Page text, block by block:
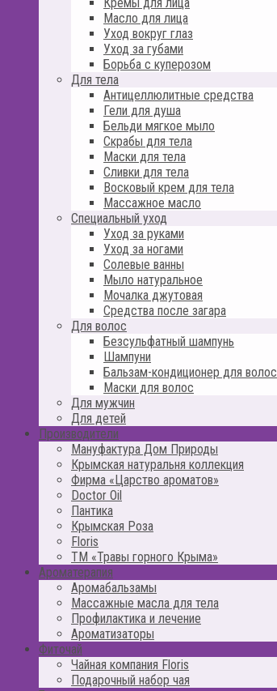
Масло для лица
Уход вокруг глаз
Уход за губами
Борьба с куперозом
Для тела
Антицеллюлитные средства
Гели для душа
Бельди мягкое мыло
Скрабы для тела
Маски для тела
Сливки для тела
Восковый крем для тела
Массажное масло
Специальный уход
Уход за руками
Уход за ногами
Солевые ванны
Мыло натуральное
Мочалка джутовая
Средства после загара
Для волос
Безсульфатный шампунь
Шампуни
Бальзам-кондиционер для волос
Маски для волос
Для мужчин
Для детей
Производители
Мануфактура Дом Природы
Крымская натуральня коллекция
Фирма «Царство ароматов»
Doctor Oil
Пантика
Крымская Роза
Floris
ТМ «Травы горного Крыма»
Ароматерапия
Аромабальзамы
Массажные масла для тела
Профилактика и лечение
Ароматизаторы
Фиточай
Чайная компания Floris
Подарочный набор чая